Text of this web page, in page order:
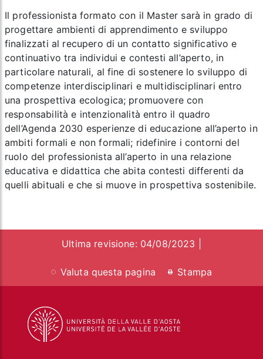
Il professionista formato con il Master sarà in grado di
progettare ambienti di apprendimento e sviluppo
finalizzati al recupero di un contatto significativo e
continuativo tra individui e contesti all’aperto, in
particolare naturali, al fine di sostenere lo sviluppo di
competenze interdisciplinari e multidisciplinari entro
una prospettiva ecologica; promuovere con
responsabilità e intenzionalità entro il quadro
dell’Agenda 2030 esperienze di educazione all’aperto in
ambiti formali e non formali; ridefinire i contorni del
ruolo del professionista all’aperto in una relazione
educativa e didattica che abita contesti differenti da
quelli abituali e che si muove in prospettiva sostenibile.
Ultima revisione: 04/08/2023 |
Valuta questa pagina Stampa